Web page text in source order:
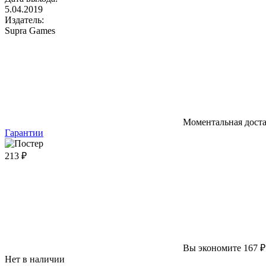
5.04.2019
Издатель:
Supra Games
Моментальная
Гарантии
213 ₽
Вы экономите 167 ₽
Нет в наличии